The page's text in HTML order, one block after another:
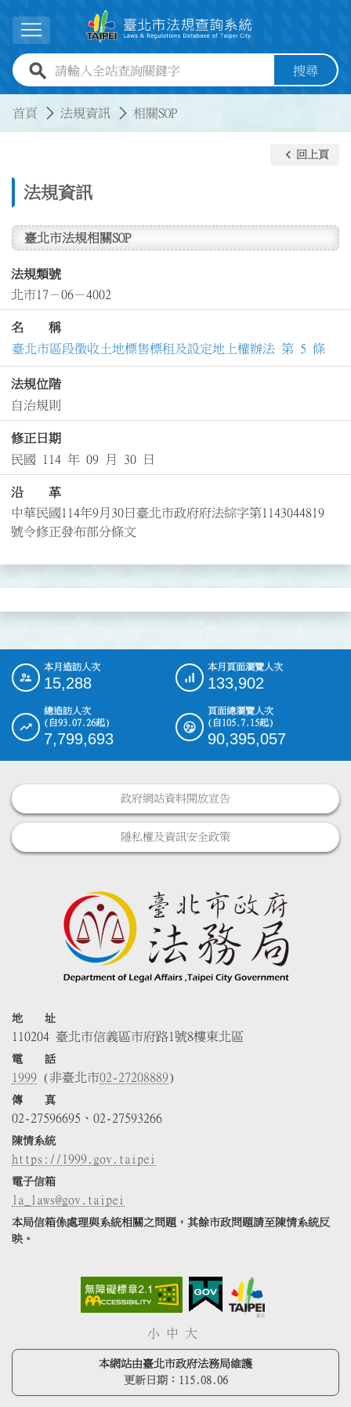
展開選單
全站查詢關鍵字欄位 搜尋
首頁 法規資訊 相關SOP
法規資訊
keyboard_arrow_left 回上頁
臺北市法規相關SOP
法規類號
北市17－06－4002
名 稱
臺北市區段徵收土地標售標租及設定地上權辦法 第 5 條
法規位階
自治規則
修正日期
民國 114 年 09 月 30 日
沿 革
中華民國114年9月30日臺北市政府府法綜字第1143044819
號令修正發布部分條文
::: 本月造訪人次
15,288
本月頁面瀏覽人次
133,902
總造訪人次
(自93.07.26起)
7,799,693
頁面總瀏覽人次
(自105.7.15起)
90,395,057
政府網站資料開放宣告
隱私權及資訊安全政策
地 址
110204 臺北市信義區市府路1號8樓東北區
電 話
1999 (非臺北市02-27208889)
傳 真
02-27596695、02-27593266
陳情系統
https://1999.gov.taipei
電子信箱
la_laws@gov.taipei
本局信箱係處理與系統相關之問題，其餘市政問題請至陳情系統反
映。
小 中 大
本網站由臺北市政府法務局維護
更新日期： 115.08.06